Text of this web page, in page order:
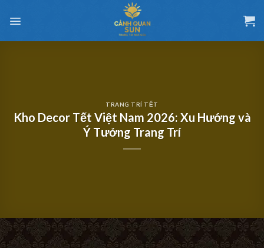
đến
dung
TRANG TRÍ TẾT
Kho Decor Tết Việt Nam 2026: Xu Hướng và
Ý Tưởng Trang Trí